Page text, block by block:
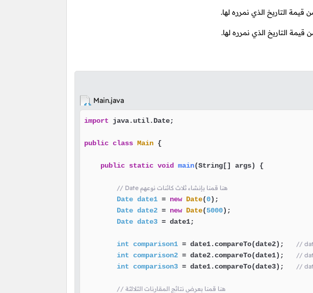
قيمة التاريخ الذي نمرره لها.
قيمة التاريخ الذي نمرره لها.
Main.java
import java.util.Date;
public class Main {
public static void main(String[] args) {
// Date هنا قمنا بإنشاء ثلاث كائنات نوعهم
Date date1 = new Date(0);
Date date2 = new Date(5000);
Date date3 = date1;
int comparison1 = date1.compareTo(date2);
int comparison2 = date2.compareTo(date1);
int comparison3 = date1.compareTo(date3);
// هنا قمنا بعرض نتائج المقارنات الثلالثة